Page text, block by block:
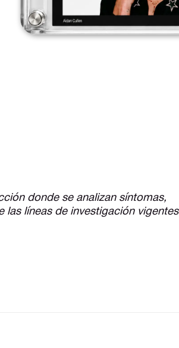
donde se analizan síntomas,
las líneas de investigación vigentes